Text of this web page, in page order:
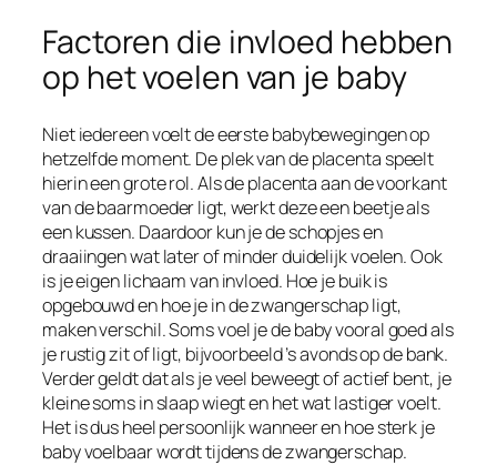
Factoren die invloed hebben
op het voelen van je baby
Niet iedereen voelt de eerste babybewegingen op
hetzelfde moment. De plek van de placenta speelt
hierin een grote rol. Als de placenta aan de voorkant
van de baarmoeder ligt, werkt deze een beetje als
een kussen. Daardoor kun je de schopjes en
draaiingen wat later of minder duidelijk voelen. Ook
is je eigen lichaam van invloed. Hoe je buik is
opgebouwd en hoe je in de zwangerschap ligt,
maken verschil. Soms voel je de baby vooral goed als
je rustig zit of ligt, bijvoorbeeld ’s avonds op de bank.
Verder geldt dat als je veel beweegt of actief bent, je
kleine soms in slaap wiegt en het wat lastiger voelt.
Het is dus heel persoonlijk wanneer en hoe sterk je
baby voelbaar wordt tijdens de zwangerschap.